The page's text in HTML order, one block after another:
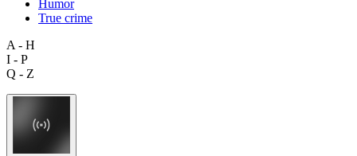
Humor
True crime
A - H
I - P
Q - Z